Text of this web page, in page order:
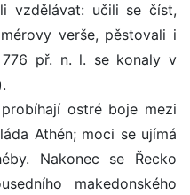
vzdělávat: učili se číst,
verše, pěstovali i
př. n. l. se konaly v
ostré boje mezi
Athén; moci se ujímá
Nakonec se Řecko
makedonského